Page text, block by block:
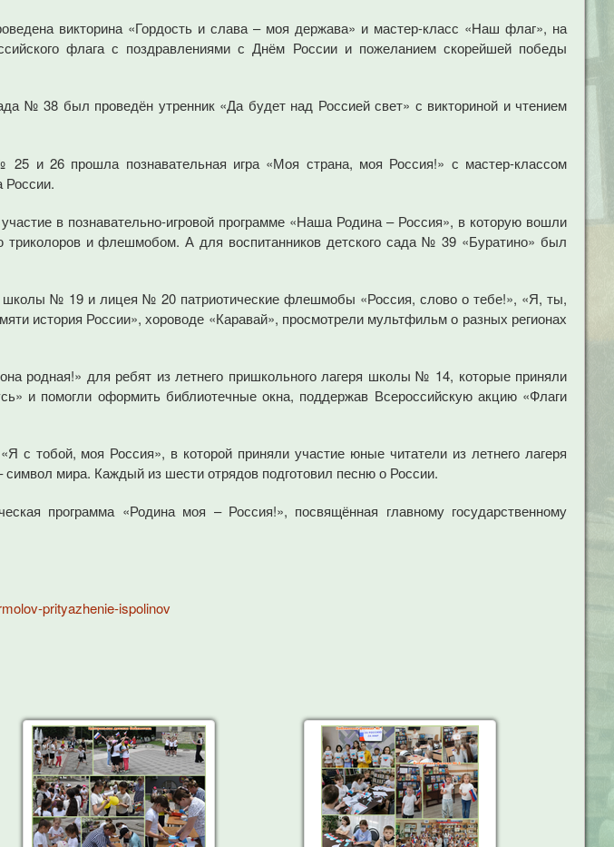
викторина «Гордость и слава – моя держава» и мастер-класс «Наш флаг», на
флага с поздравлениями с Днём России и пожеланием скорейшей победы
№ 38 был проведён утренник «Да будет над Россией свет» с викториной и чтением
и 26 прошла познавательная игра «Моя страна, моя Россия!» с мастер-классом
России.
в познавательно-игровой программе «Наша Родина – Россия», в которую вошли
триколоров и флешмобом. А для воспитанников детского сада № 39 «Буратино» был
школы № 19 и лицея № 20 патриотические флешмобы «Россия, слово о тебе!», «Я, ты,
история России», хороводе «Каравай», просмотрели мультфильм о разных регионах
родная!» для ребят из летнего пришкольного лагеря школы № 14, которые приняли
и помогли оформить библиотечные окна, поддержав Всероссийскую акцию «Флаги
с тобой, моя Россия», в которой приняли участие юные читатели из летнего лагеря
мира. Каждый из шести отрядов подготовил песню о России.
программа «Родина моя – Россия!», посвящённая главному государственному
prityazhenie-ispolinov